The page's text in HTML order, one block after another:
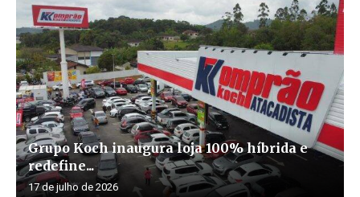
Grupo Koch inaugura loja 100% híbrida e
redefine...
17 de julho de 2026